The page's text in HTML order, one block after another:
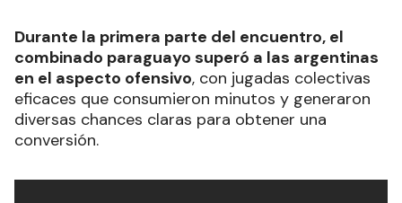
Durante la primera parte del encuentro, el
combinado paraguayo superó a las argentinas
en el aspecto ofensivo, con jugadas colectivas
eficaces que consumieron minutos y generaron
diversas chances claras para obtener una
conversión.